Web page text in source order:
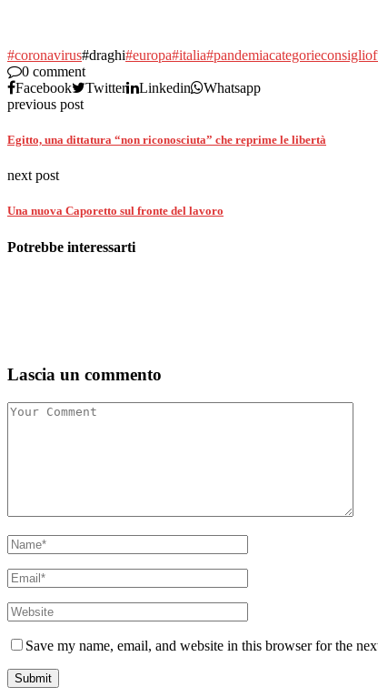
#coronavirus#draghi#europa#italia#pandemiacategorieconsiglio
0 comment
Facebook
Twitter Linkedin
Whatsapp
previous post
Egitto, una dittatura “non riconosciuta” che reprime le libertà
next post
Una nuova Caporetto sul fronte del lavoro
Potrebbe interessarti
Lascia un commento
Save my name, email, and website in this browser for the